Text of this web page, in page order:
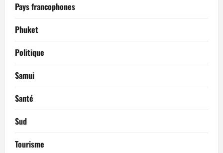
Pays francophones
Phuket
Politique
Samui
Santé
Sud
Tourisme